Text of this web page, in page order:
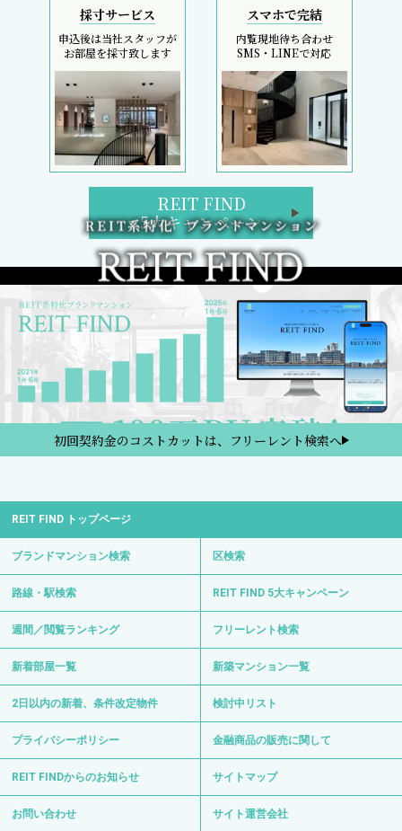
採寸サービス
申込後は当社スタッフが
お部屋を採寸致します
スマホで完結
内覧現地待ち合わせ
SMS・LINEで対応
REIT FIND
5大キャンペーン
初回契約金のコストカットは、フリーレント検索へ
REIT FIND トップページ
ブランドマンション検索 区検索
路線・駅検索 REIT FIND 5大キャンペーン
週間／閲覧ランキング フリーレント検索
新着部屋一覧 新築マンション一覧
2日以内の新着、条件改定物件 検討中リスト
プライバシーポリシー 金融商品の販売に関して
REIT FINDからのお知らせ サイトマップ
お問い合わせ サイト運営会社